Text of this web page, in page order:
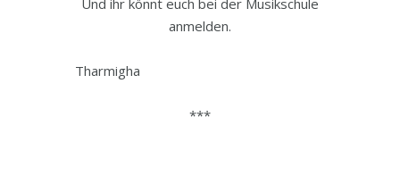
Und ihr könnt euch bei der Musikschule
anmelden.
Tharmigha
***